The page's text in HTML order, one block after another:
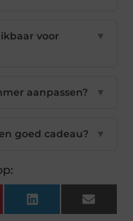
voor
▼
aanpassen? ▼
goed cadeau? ▼
LinkedIn Email